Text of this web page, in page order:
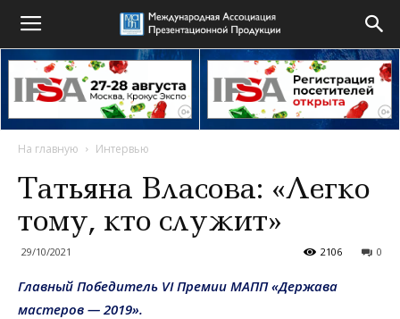
На главную Интервью
Татьяна Власова: «Легко
тому, кто служит»
29/10/2021 0
2106
Главный Победитель VI Премии МАПП «Держава
мастеров — 2019».